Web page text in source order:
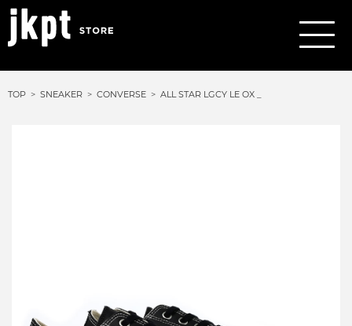
TOP SNEAKER CONVERSE ALL STAR LGCY LE OX _